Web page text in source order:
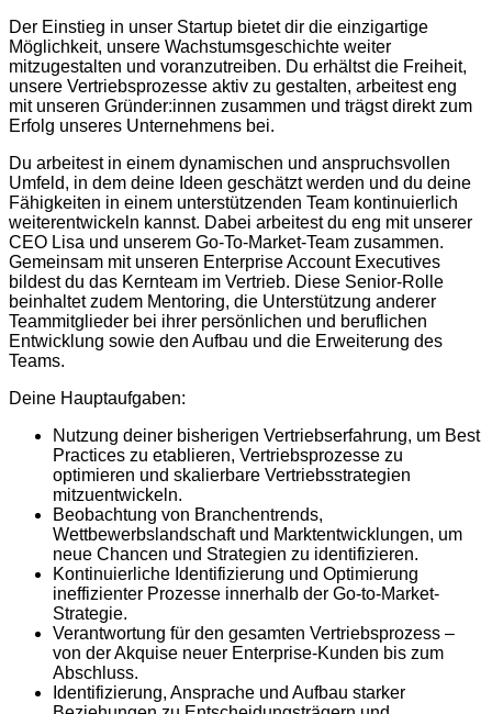
Der Einstieg in unser Startup bietet dir die einzigartige
Möglichkeit, unsere Wachstumsgeschichte weiter
mitzugestalten und voranzutreiben. Du erhältst die Freiheit,
unsere Vertriebsprozesse aktiv zu gestalten, arbeitest eng
mit unseren Gründer:innen zusammen und trägst direkt zum
Erfolg unseres Unternehmens bei.
Du arbeitest in einem dynamischen und anspruchsvollen
Umfeld, in dem deine Ideen geschätzt werden und du deine
Fähigkeiten in einem unterstützenden Team kontinuierlich
weiterentwickeln kannst. Dabei arbeitest du eng mit unserer
CEO Lisa und unserem Go-To-Market-Team zusammen.
Gemeinsam mit unseren Enterprise Account Executives
bildest du das Kernteam im Vertrieb. Diese Senior-Rolle
beinhaltet zudem Mentoring, die Unterstützung anderer
Teammitglieder bei ihrer persönlichen und beruflichen
Entwicklung sowie den Aufbau und die Erweiterung des
Teams.
Deine Hauptaufgaben:
Nutzung deiner bisherigen Vertriebserfahrung, um Best
Practices zu etablieren, Vertriebsprozesse zu
optimieren und skalierbare Vertriebsstrategien
mitzuentwickeln.
Beobachtung von Branchentrends,
Wettbewerbslandschaft und Marktentwicklungen, um
neue Chancen und Strategien zu identifizieren.
Kontinuierliche Identifizierung und Optimierung
ineffizienter Prozesse innerhalb der Go-to-Market-
Strategie.
Verantwortung für den gesamten Vertriebsprozess –
von der Akquise neuer Enterprise-Kunden bis zum
Abschluss.
Identifizierung, Ansprache und Aufbau starker